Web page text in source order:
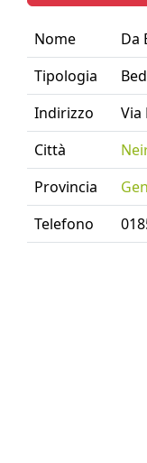
Nome
Da
Tipologia
Indirizzo
Via
Città
Provincia
Telefono